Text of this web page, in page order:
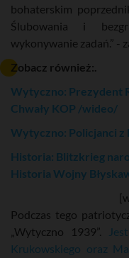
bohaterskim
Ślubowania i
wykonywanie zadań.” -
Zobacz również:.
Wytyczno: Prezydent
Chwały KOP /wideo/
Wytyczno: Policjanci z
Historia: Blitzkrieg
Historia Wojny
Podczas tego
„Wytyczno 1939”.
Krukowskiego oraz